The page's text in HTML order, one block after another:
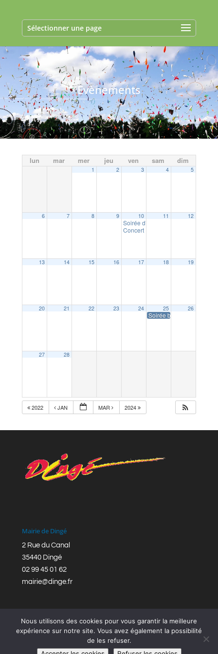
Sélectionner une page
Evènements
lun mar mer jeu ven sam dim
1 2 3 4 5
6 7 8 9 10
Soirée d’information du Défi
Concert « Escalade latine » de
11 12
13 14 15 16 17 18 19
20 21 22 23 24 25
Soirée bretonne APEL
26
27 28
2022 JAN MAR 2024
Mairie de Dingé
2 Rue du Canal
35440 Dingé
02 99 45 01 62
mairie@dinge.fr
Réalisation © Mairie de Dingé,Bretagne Romantique
Nous utilisons des cookies pour vous garantir la meilleure
expérience sur notre site. Vous avez également la possibilité
de les refuser.